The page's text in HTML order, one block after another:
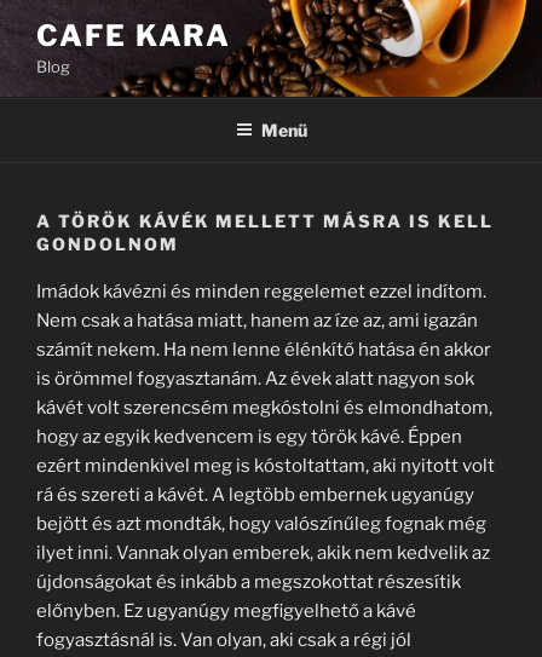
Tartalomhoz
CAFE KARA
Blog
Menü
A TÖRÖK KÁVÉK MELLETT MÁSRA IS KELL
GONDOLNOM
Imádok kávézni és minden reggelemet ezzel indítom.
Nem csak a hatása miatt, hanem az íze az, ami igazán
számít nekem. Ha nem lenne élénkítő hatása én akkor
is örömmel fogyasztanám. Az évek alatt nagyon sok
kávét volt szerencsém megkóstolni és elmondhatom,
hogy az egyik kedvencem is egy török kávé. Éppen
ezért mindenkivel meg is kóstoltattam, aki nyitott volt
rá és szereti a kávét. A legtöbb embernek ugyanúgy
bejött és azt mondták, hogy valószínűleg fognak még
ilyet inni. Vannak olyan emberek, akik nem kedvelik az
újdonságokat és inkább a megszokottat részesítik
előnyben. Ez ugyanúgy megfigyelhető a kávé
fogyasztásnál is. Van olyan, aki csak a régi jól